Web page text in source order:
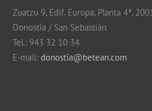
Zuatzu 9, Edif. Europa, Planta 4ª,
Donostia / San Sebastián
Tel.: 943 32 10 34
E-mail: donostia@betean.com